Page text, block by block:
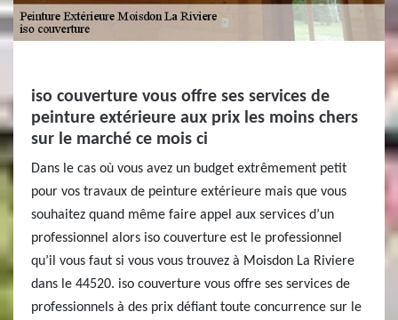
iso couverture vous offre ses services de
peinture extérieure aux prix les moins chers
sur le marché ce mois ci
Dans le cas où vous avez un budget extrêmement petit
pour vos travaux de peinture extérieure mais que vous
souhaitez quand même faire appel aux services d’un
professionnel alors iso couverture est le professionnel
qu’il vous faut si vous vous trouvez à Moisdon La Riviere
dans le 44520. iso couverture vous offre ses services de
professionnels à des prix défiant toute concurrence sur le